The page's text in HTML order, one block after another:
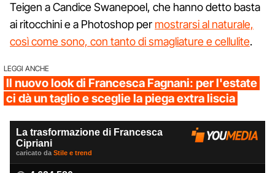
Teigen a Candice Swanepoel, che hanno detto basta
ai ritocchini e a Photoshop per mostrarsi al naturale,
così come sono, con tanto di smagliature e cellulite.
LEGGI ANCHE
Il nuovo look di Francesca Fagnani: per l'estate
ci dà un taglio e sceglie la piega extra liscia